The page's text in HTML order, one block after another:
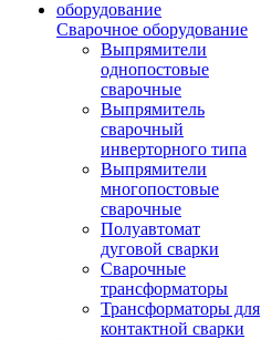
Сварочное оборудование
Выпрямители
однопостовые
сварочные
Выпрямитель
сварочный
инверторного типа
Выпрямители
многопостовые
сварочные
Полуавтомат
дуговой сварки
Сварочные
трансформаторы
Трансформаторы для
контактной сварки